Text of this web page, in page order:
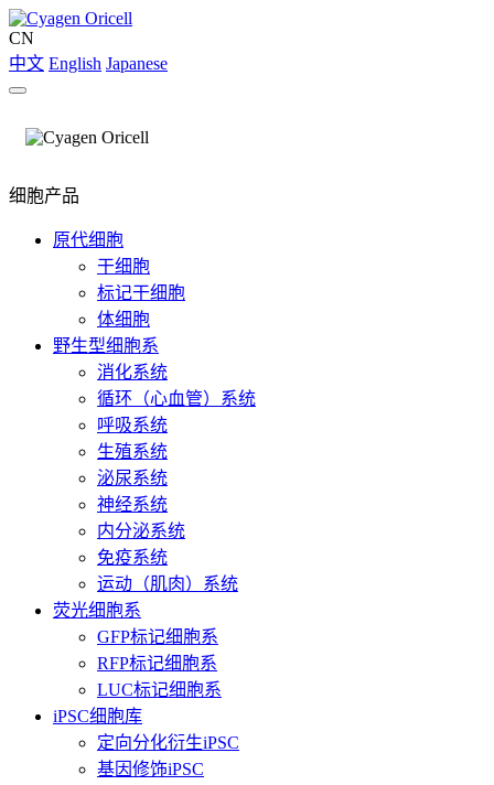
CN
中文 English Japanese
细胞产品
原代细胞
干细胞
标记干细胞
体细胞
野生型细胞系
消化系统
循环（心血管）系统
呼吸系统
生殖系统
泌尿系统
神经系统
内分泌系统
免疫系统
运动（肌肉）系统
荧光细胞系
GFP标记细胞系
RFP标记细胞系
LUC标记细胞系
iPSC细胞库
定向分化衍生iPSC
基因修饰iPSC